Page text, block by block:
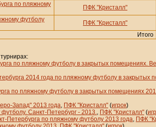
по пляжному
ПФК "Кристалл"
футболу
ПФК "Кристалл"
Итого
по пляжному футболу в закрытых помещениях.
2014 года по пляжному футболу в закрытых
по пляжному футболу в закрытых помещениях
Запад" 2013 года, ПФК "Кристалл" (игрок)
Санкт-Петербург - 2013., ПФК "Кристалл" (
Петербурга по пляжному футболу 2013 года, ПФК